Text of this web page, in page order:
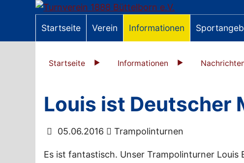
Startseite Verein Informationen
Startseite Informationen
Louis ist Deutscher
05.06.2016 Trampolinturnen
Es ist fantastisch. Unser Trampolinturner Louis